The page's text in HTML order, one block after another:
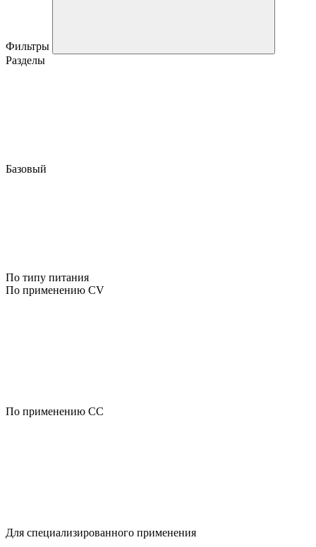
Фильтры
Разделы
Базовый
По типу питания
По применению CV
По применению CC
Для специализированного применения